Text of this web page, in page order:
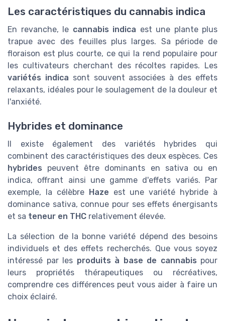
Les caractéristiques du cannabis indica
En revanche, le cannabis indica est une plante plus
trapue avec des feuilles plus larges. Sa période de
floraison est plus courte, ce qui la rend populaire pour
les cultivateurs cherchant des récoltes rapides. Les
variétés indica sont souvent associées à des effets
relaxants, idéales pour le soulagement de la douleur et
l'anxiété.
Hybrides et dominance
Il existe également des variétés hybrides qui
combinent des caractéristiques des deux espèces. Ces
hybrides peuvent être dominants en sativa ou en
indica, offrant ainsi une gamme d'effets variés. Par
exemple, la célèbre
Haze est une variété hybride à
dominance sativa, connue pour ses effets énergisants
et sa teneur en THC relativement élevée.
La sélection de la bonne variété dépend des besoins
individuels et des effets recherchés. Que vous soyez
intéressé par les produits à base de cannabis pour
leurs propriétés thérapeutiques ou récréatives,
comprendre ces différences peut vous aider à faire un
choix éclairé.